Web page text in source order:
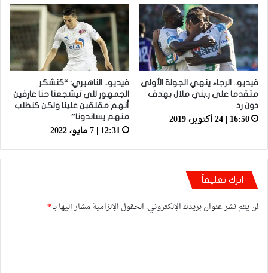
فيديو.. الرجاء ينهي الجولة الأولى
متقدما على ر.بني ملال بهدف
دون رد
16:50 | 24 أكتوبر، 2019
فيديو.. الناهيري: “كنشكر
الجمهور للي تيشجعنا حنا عارفين
أنهم مقلقين علينا ولكن كنطلب
منهم يساندونا”
12:31 | 7 مايو، 2022
اترك تعليقاً
لن يتم نشر عنوان بريدك الإلكتروني. الحقول الإلزامية مشار إليها بـ*